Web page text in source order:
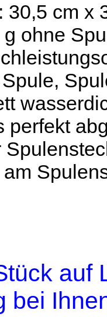
30,5 cm x
ohne
perfekt
auf
bei